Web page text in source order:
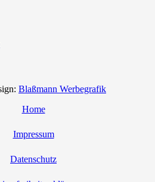
Blaßmann Werbegrafik
Home
Impressum
Datenschutz